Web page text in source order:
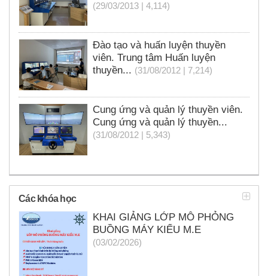
(29/03/2013 | 4,114)
Đào tạo và huấn luyện thuyền
viên. Trung tâm Huấn luyện
thuyền... (31/08/2012 | 7,214)
Cung ứng và quản lý thuyền viên.
Cung ứng và quản lý thuyền...
(31/08/2012 | 5,343)
Các khóa học
KHAI GIẢNG LỚP MÔ PHỎNG
BUỒNG MÁY KIỂU M.E
(03/02/2026)